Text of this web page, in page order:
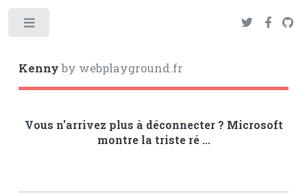
Kennyby webplayground.fr
Vous n'arrivez plus à déconnecter ? Microsoft
montre la triste ré ...